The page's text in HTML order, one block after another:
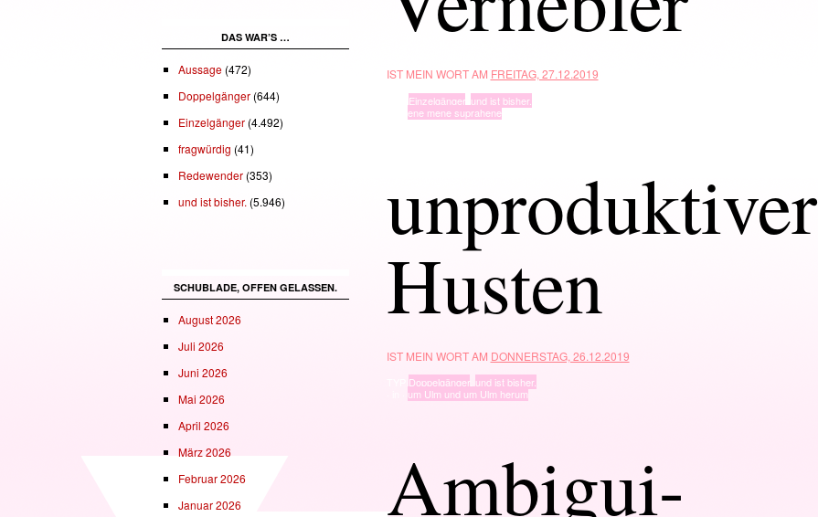
IST MEIN WORT AM FREITAG, 27.12.2019
Einzelgänger, und ist bisher.
ene mene suprahene
unproduktiver
Husten
IST MEIN WORT AM DONNERSTAG, 26.12.2019
Doppelgänger, und ist bisher.
um Ulm und um Ulm herum
Ambigui-
DAS WAR’S …
Aussage (472)
Doppelgänger (644)
Einzelgänger (4.492)
fragwürdig (41)
Redewender (353)
und ist bisher. (5.946)
SCHUBLADE, OFFEN GELASSEN.
August 2026
Juli 2026
Juni 2026
Mai 2026
April 2026
März 2026
Februar 2026
Januar 2026